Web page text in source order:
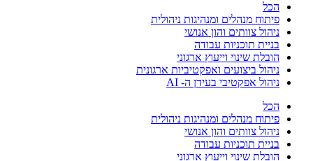
הכל
פיתוח מנהלים ומנהיגות ניהולית
ניהול צוותים והון אנושי
בניית תוכניות עבודה
הובלת שינוי וייעוץ ארגוני
ניהול ביצועים ואפקטיביות ארגונית
ניהול אפקטיבי בעידן ה- AI
הכל
פיתוח מנהלים ומנהיגות ניהולית
ניהול צוותים והון אנושי
בניית תוכניות עבודה
הובלת שינוי וייעוץ ארגוני